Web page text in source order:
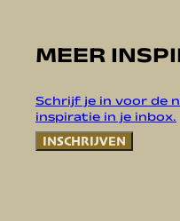
MEER
Schrijf je in voor de
inspiratie in je inbox.
INSCHRIJVEN